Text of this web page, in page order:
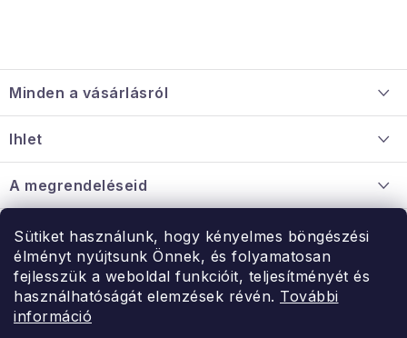
Sütiket használunk, hogy kényelmes böngészési
élményt nyújtsunk Önnek, és folyamatosan
fejlesszük a weboldal funkcióit, teljesítményét és
használhatóságát elemzések révén. További
információ
á
b
é
c
Minden a vásárlásról
Információ a mellékletről
Nagykereskedelmi együttműködés
Ihlet
A megrendeléseid
Érintkezés
Rendelésem
Érintkezés
Hé-Pé: 9:00-15:00
uzlet@modernvasarlas.hu